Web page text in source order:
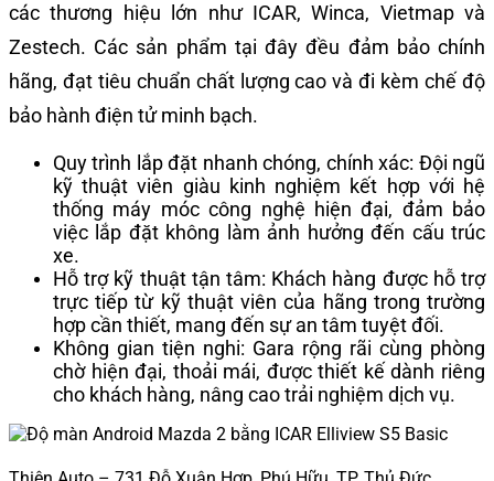
các thương hiệu lớn như ICAR, Winca, Vietmap và
Zestech. Các sản phẩm tại đây đều đảm bảo chính
hãng, đạt tiêu chuẩn chất lượng cao và đi kèm chế độ
bảo hành điện tử minh bạch.
Quy trình lắp đặt nhanh chóng, chính xác: Đội ngũ
kỹ thuật viên giàu kinh nghiệm kết hợp với hệ
thống máy móc công nghệ hiện đại, đảm bảo
việc lắp đặt không làm ảnh hưởng đến cấu trúc
xe.
Hỗ trợ kỹ thuật tận tâm: Khách hàng được hỗ trợ
trực tiếp từ kỹ thuật viên của hãng trong trường
hợp cần thiết, mang đến sự an tâm tuyệt đối.
Không gian tiện nghi: Gara rộng rãi cùng phòng
chờ hiện đại, thoải mái, được thiết kế dành riêng
cho khách hàng, nâng cao trải nghiệm dịch vụ.